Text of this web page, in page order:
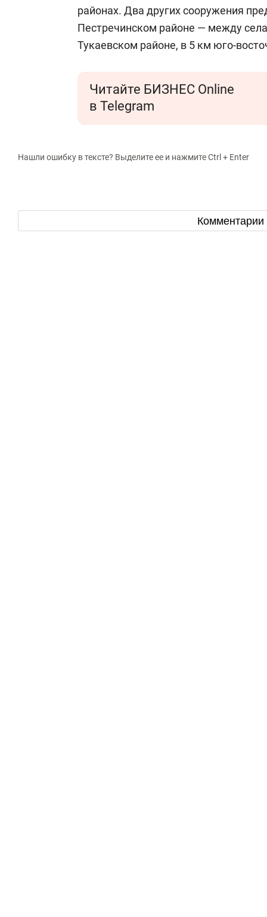
районах. Два других сооружения
Пестречинском районе — между
Тукаевском районе, в 5 км юго-
Читайте БИЗНЕС Online
в Telegram
Нашли ошибку в тексте? Выделите ее и нажмите Ctrl + Enter
Комментарии